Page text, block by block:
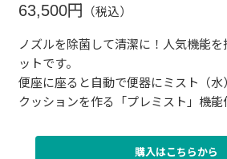
63,500円 （税込）
ノズルを除菌して清潔に！人気機能
ットです。
便座に座ると自動で便器にミスト（
クッションを作る「プレミスト」機能
購入はこちらから